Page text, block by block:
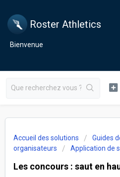
Roster Athletics
Bienvenue
Accueil des solutions
Guides
organisateurs
Application de
Les concours : saut en